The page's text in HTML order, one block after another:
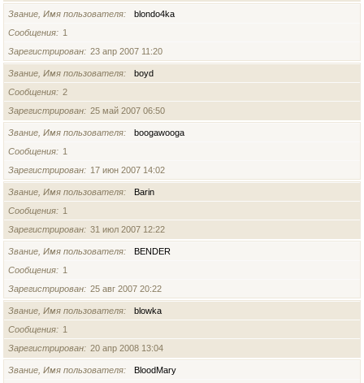
Звание, Имя пользователя
blondo4ka
Сообщения
1
Зарегистрирован
23 апр 2007 11:20
Звание, Имя пользователя
boyd
Сообщения
2
Зарегистрирован
25 май 2007 06:50
Звание, Имя пользователя
boogawooga
Сообщения
1
Зарегистрирован
17 июн 2007 14:02
Звание, Имя пользователя
Barin
Сообщения
1
Зарегистрирован
31 июл 2007 12:22
Звание, Имя пользователя
BENDER
Сообщения
1
Зарегистрирован
25 авг 2007 20:22
Звание, Имя пользователя
blowka
Сообщения
1
Зарегистрирован
20 апр 2008 13:04
Звание, Имя пользователя
BloodMary